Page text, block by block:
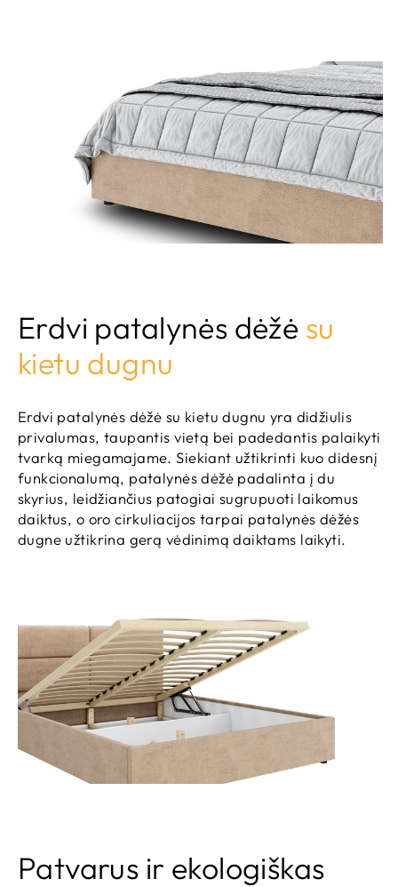
Erdvi patalynės dėžė su
kietu dugnu
Erdvi patalynės dėžė su kietu dugnu yra didžiulis
privalumas, taupantis vietą bei padedantis palaikyti
tvarką miegamajame. Siekiant užtikrinti kuo didesnį
funkcionalumą, patalynės dėžė padalinta į du
skyrius, leidžiančius patogiai sugrupuoti laikomus
daiktus, o oro cirkuliacijos tarpai patalynės dėžės
dugne užtikrina gerą vėdinimą daiktams laikyti.
Patvarus ir ekologiškas